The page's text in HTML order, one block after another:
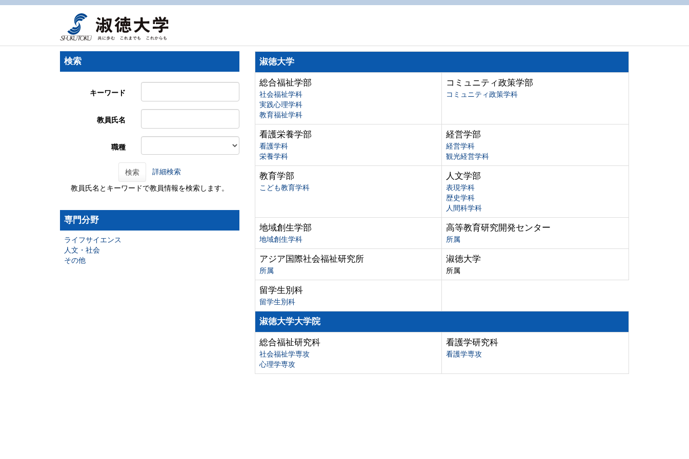
検索
キーワード
教員氏名
職種
検索 詳細検索
教員氏名とキーワードで教員情報を検索します。
専門分野
ライフサイエンス
人文・社会
その他
淑徳大学
総合福祉学部
社会福祉学科
実践心理学科
教育福祉学科
コミュニティ政策学部
コミュニティ政策学科
看護栄養学部
看護学科
栄養学科
経営学部
経営学科
観光経営学科
教育学部
こども教育学科
人文学部
表現学科
歴史学科
人間科学科
地域創生学部
地域創生学科
高等教育研究開発センター
所属
アジア国際社会福祉研究所
所属
淑徳大学
所属
留学生別科
留学生別科
淑徳大学大学院
総合福祉研究科
社会福祉学専攻
心理学専攻
看護学研究科
看護学専攻